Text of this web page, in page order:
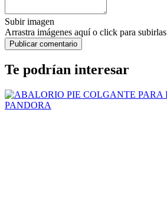
Subir imagen
Arrastra imágenes aquí o click para subirlas
Te podrían interesar